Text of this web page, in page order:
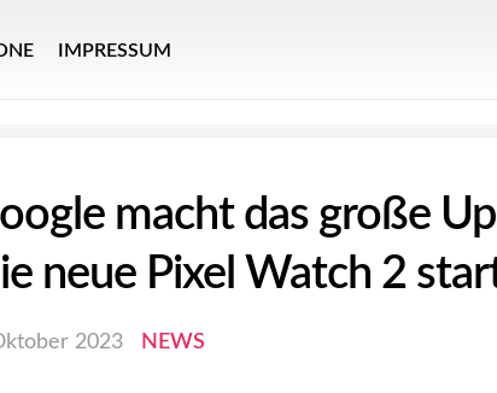
IMPRESSUM
macht das große
neue Pixel Watch 2
2023 NEWS